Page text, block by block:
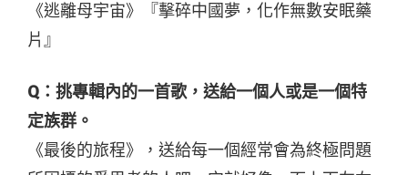
《逃離母宇宙》『擊碎中國夢，化作無數安眠藥
片』
Q：挑專輯內的一首歌，送給一個人或是一個特
定族群。
《最後的旅程》，送給每一個經常會為終極問題